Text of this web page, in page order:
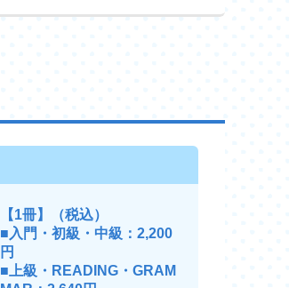
【1冊】（税込）
■入門・初級・中級：2,200
円
■上級・READING・GRAM